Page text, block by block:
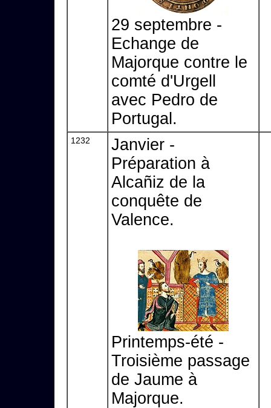
29 septembre -
Echange de
Majorque contre le
comté d'Urgell
avec Pedro de
Portugal.
1232
Janvier -
Préparation à
Alcañiz de la
conquête de
Valence.
Printemps-été -
Troisième passage
de Jaume à
Majorque.